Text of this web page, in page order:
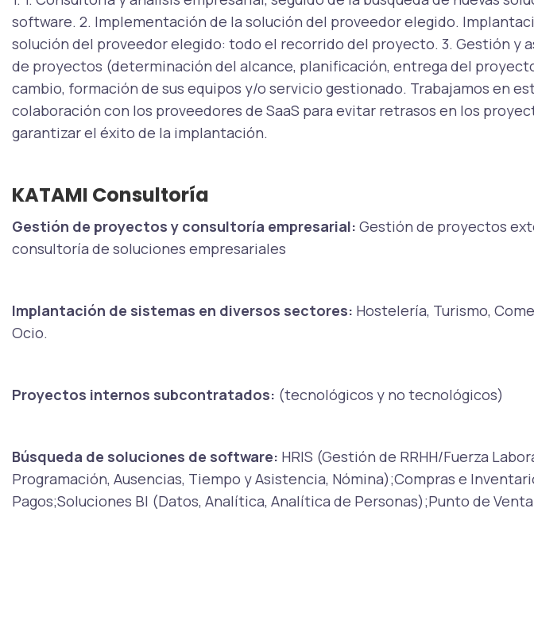
software. 2. Implementación de la solución del proveedor elegido.
solución del proveedor elegido: todo el recorrido del proyecto. 3. Gestión y
de proyectos (determinación del alcance, planificación, entrega del
cambio, formación de sus equipos y/o servicio gestionado. Trabajamos en
colaboración con los proveedores de SaaS para evitar retrasos en los
garantizar el éxito de la implantación.
KATAMI Consultoría
Gestión de proyectos y consultoría empresarial: Gestión de proyectos
consultoría de soluciones empresariales
Implantación de sistemas en diversos sectores: Hostelería, Turismo,
Ocio.
Proyectos internos subcontratados: (tecnológicos y no tecnológicos)
Búsqueda de soluciones de software: HRIS (Gestión de RRHH/Fuerza
Programación, Ausencias, Tiempo y Asistencia, Nómina);Compras e
Pagos;Soluciones BI (Datos, Analítica, Analítica de Personas);Punto de